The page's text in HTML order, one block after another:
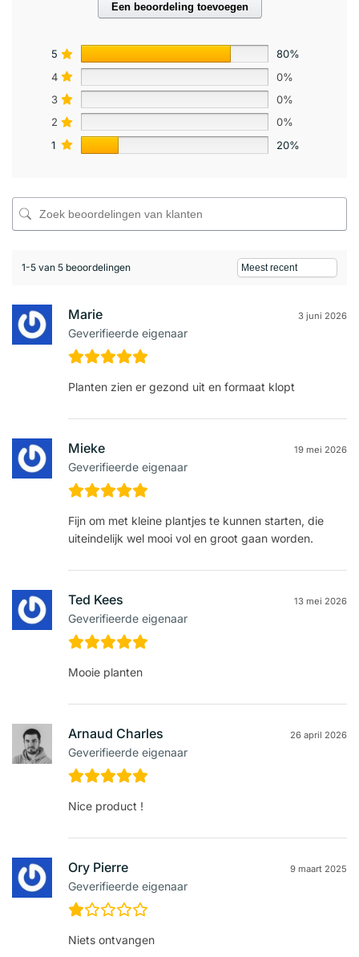
Een beoordeling toevoegen
5
80%
4
0%
3
0%
2
0%
1
20%
1-5 van 5 beoordelingen
Marie
Geverifieerde eigenaar
3 juni 2026
Planten zien er gezond uit en formaat klopt
Mieke
Geverifieerde eigenaar
19 mei 2026
Fijn om met kleine plantjes te kunnen starten, die
uiteindelijk wel mooi vol en groot gaan worden.
Ted Kees
Geverifieerde eigenaar
13 mei 2026
Mooie planten
Arnaud Charles
Geverifieerde eigenaar
26 april 2026
Nice product !
Ory Pierre
Geverifieerde eigenaar
9 maart 2025
Niets ontvangen